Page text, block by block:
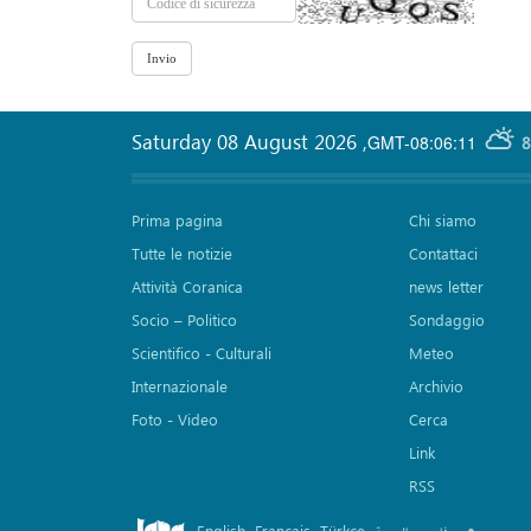
GMT-08:06:11
Saturday 08 August 2026 ,
Prima pagina
Tutte le notizie
Attività Coranica
Socio – Politico
Scientifico - Culturali
Internazionale
Foto - Video
Chi siamo
Contattaci
news letter
Sondaggio
Meteo
Archivio
Cerca
Link
RSS